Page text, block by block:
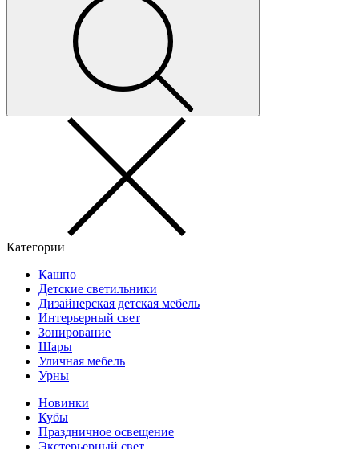
Категории
Кашпо
Детские светильники
Дизайнерская детская мебель
Интерьерный свет
Зонирование
Шары
Уличная мебель
Урны
Новинки
Кубы
Праздничное освещение
Экстерьерный свет